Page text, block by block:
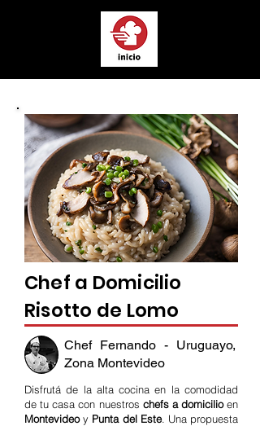
Chef a Domicilio
Risotto de Lomo
Chef Fernando - Uruguayo,
Zona Montevideo
Disfrutá de la alta cocina en la comodidad
de tu casa con nuestros chefs a domicilioen
Montevideoy Punta del Este. Una propuesta